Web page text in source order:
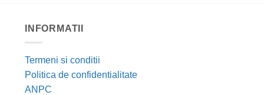
INFORMATII
Termeni si conditii
Politica de confidentialitate
ANPC